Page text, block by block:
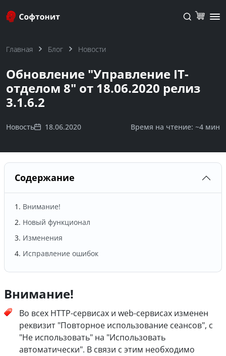
Главная Блог Новости
Обновление "Управление IT-
отделом 8" от 18.06.2020 релиз
3.1.6.2
Новость 18.06.2020 Время на чтение: ~4 мин
Содержание
Внимание!
Новый функционал
Изменения
Исправление ошибок
Внимание!
Во всех HTTP-сервисах и web-сервисах изменен
реквизит "Повторное использование сеансов", с
"Не использовать" на "Использовать
автоматически". В связи с этим необходимо